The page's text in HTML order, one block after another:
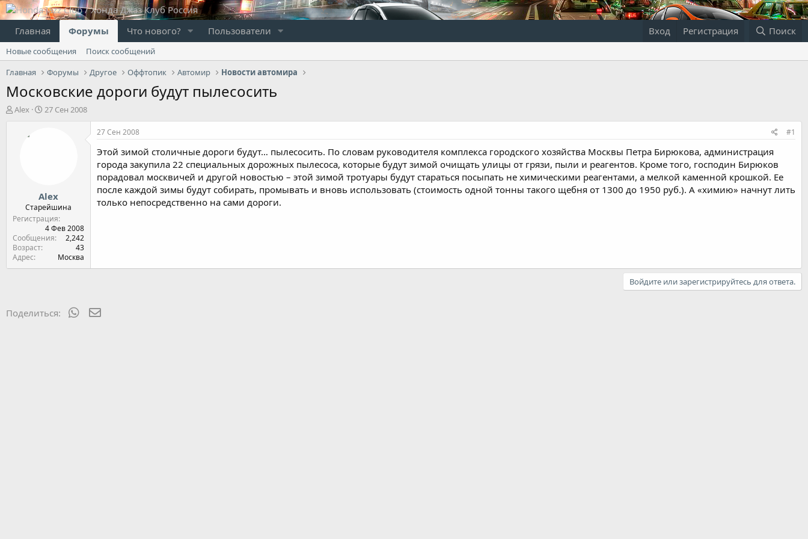
Главная Форумы Что нового? Пользователи Вход Регистрация Поиск
Новые сообщения
Поиск сообщений
Главная
Форумы Другое Оффтопик Автомир Новости автомира
Московские дороги будут пылесосить
А
Alex
Д
л
а
27 Сен 2008
Alex
Старейшина
Регистрация
4 Фев 2008
Сообщения
2,242
Возраст
43
Адрес
Москва
27 Сен 2008 #1
Этой зимой столичные дороги будут… пылесосить. По словам руководителя комплекса городского хозяйства Москвы Петра Бирюкова, администрация
города закупила 22 специальных дорожных пылесоса, которые будут зимой очищать улицы от грязи, пыли и реагентов. Кроме того, господин Бирюков
порадовал москвичей и другой новостью – этой зимой тротуары будут стараться посыпать не химическими реагентами, а мелкой каменной крошкой. Ее
после каждой зимы будут собирать, промывать и вновь использовать (стоимость одной тонны такого щебня от 1300 до 1950 руб.). А «химию» начнут лить
только непосредственно на сами дороги.
Войдите или зарегистрируйтесь для ответа.
Поделиться: WhatsApp